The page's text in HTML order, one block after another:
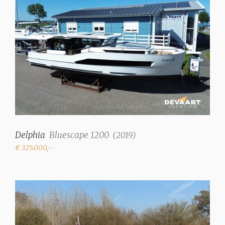
350 litre
Réservoir eaux noires
170 Litre
Système d'eau
système de pression
Eau chaude
✓
Douches
2
2 (électrique)
Cuisinier
gaz à 2 brûleurs
Delphia Bluescape 1200 (2019)
€ 325.000,--